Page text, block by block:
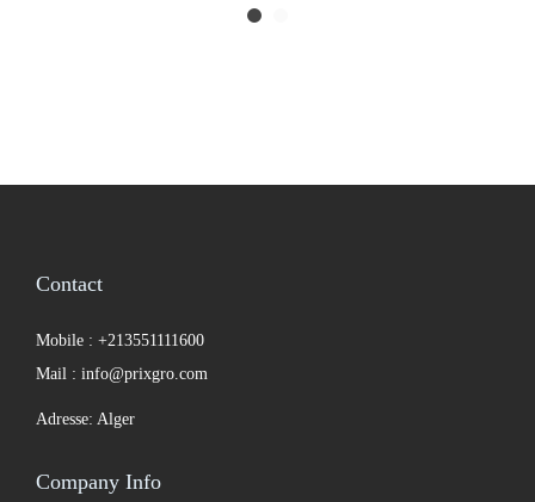
Contact
Mobile : +213551111600
Mail : info@prixgro.com
Adresse: Alger
Company Info